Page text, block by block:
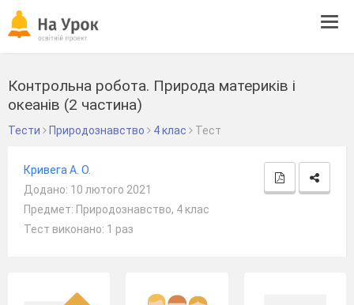
Контрольна робота. Природа материків і
океанів (2 частина)
Тести Природознавство 4 клас Тест
Кривега А. О.
Додано: 10 лютого 2021
Предмет: Природознавство, 4 клас
Тест виконано: 1 раз